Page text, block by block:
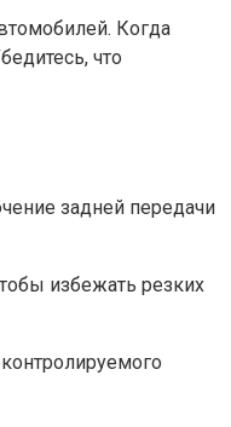
Когда
что
задней передачи
избежать резких